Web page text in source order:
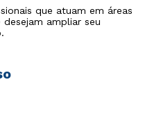
que atuam em áreas
ampliar seu